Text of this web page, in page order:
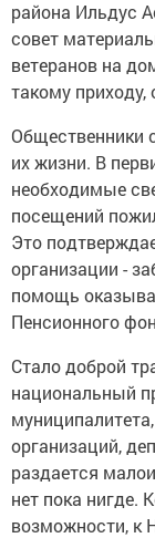
района Ильдус
совет
ветеранов на
такому приходу,
Общественники
их жизни. В
необходимые
посещений
Это
организации -
помощь
Пенсионного
Стало доброй
национальный
организаций,
раздается
нет пока нигде.
возможности, к